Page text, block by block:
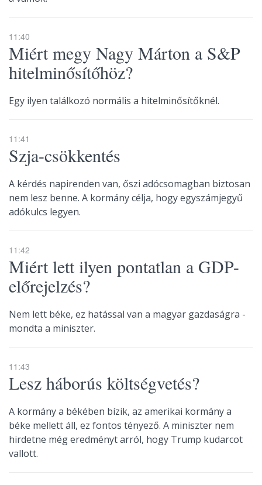
11:40
Miért megy Nagy Márton a S&P
hitelminősítőhöz?
Egy ilyen találkozó normális a hitelminősítőknél.
11:41
Szja-csökkentés
A kérdés napirenden van, őszi adócsomagban biztosan
nem lesz benne. A kormány célja, hogy egyszámjegyű
adókulcs legyen.
11:42
Miért lett ilyen pontatlan a GDP-
előrejelzés?
Nem lett béke, ez hatással van a magyar gazdaságra -
mondta a miniszter.
11:43
Lesz háborús költségvetés?
A kormány a békében bízik, az amerikai kormány a
béke mellett áll, ez fontos tényező. A miniszter nem
hirdetne még eredményt arról, hogy Trump kudarcot
vallott.